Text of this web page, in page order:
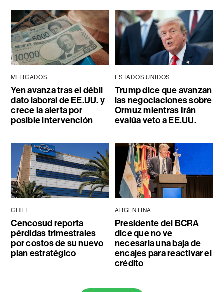
MERCADOS
Yen avanza tras el débil
dato laboral de EE.UU. y
crece la alerta por
posible intervención
ESTADOS UNIDOS
Trump dice que avanzan
las negociaciones sobre
Ormuz mientras Irán
evalúa veto a EE.UU.
CHILE
Cencosud reporta
pérdidas trimestrales
por costos de su nuevo
plan estratégico
ARGENTINA
Presidente del BCRA
dice que no ve
necesaria una baja de
encajes para reactivar el
crédito